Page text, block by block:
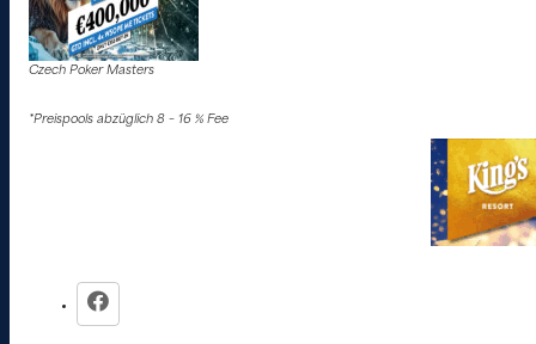
Czech Poker Masters
*Preispools abzüglich 8 – 16 % Fee